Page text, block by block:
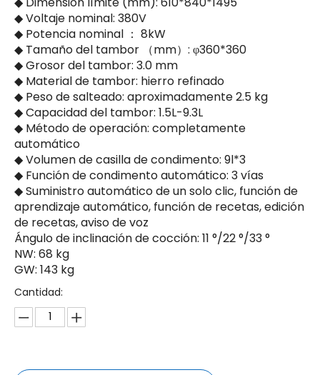
◆ Voltaje nominal: 380V
◆ Potencia nominal ： 8kW
◆ Tamaño del tambor （mm）: φ360*360
◆ Grosor del tambor: 3.0 mm
◆ Material de tambor: hierro refinado
◆ Peso de salteado: aproximadamente 2.5 kg
◆ Capacidad del tambor: 1.5L-9.3L
◆ Método de operación: completamente
automático
◆ Volumen de casilla de condimento: 9l*3
◆ Función de condimento automático: 3 vías
◆ Suministro automático de un solo clic, función de
aprendizaje automático, función de recetas, edición
de recetas, aviso de voz
Ángulo de inclinación de cocción: 11 °/22 °/33 °
NW: 68 kg
GW: 143 kg
Cantidad: